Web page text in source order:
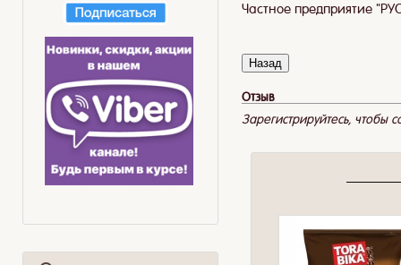
Частное предприятие
Отзыв
Зарегистрируйтесь, чтобы